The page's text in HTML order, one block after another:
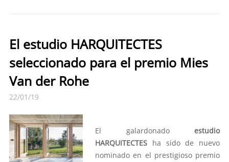
El estudio HARQUITECTES
seleccionado para el premio Mies
Van der Rohe
22/01/19
El galardonado estudio
HARQUITECTES ha sido de nuevo
nominado en el prestigioso premio